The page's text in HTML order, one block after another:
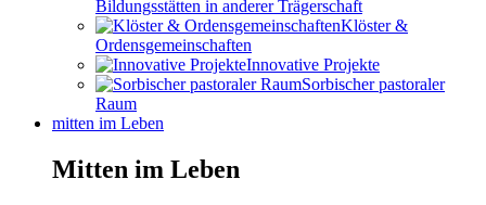
Bildungsstätten in anderer Trägerschaft
Klöster &
Ordensgemeinschaften
Innovative Projekte
Sorbischer pastoraler
Raum
mitten im Leben
Mitten im Leben